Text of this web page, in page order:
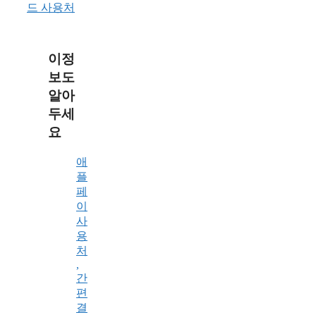
드 사용처
이정
보도
알아
두세
요
애
플
페
이
사
용
처
,
간
편
결